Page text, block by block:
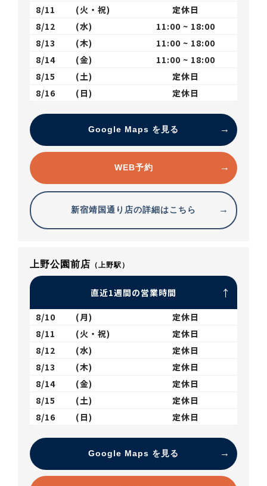
8/11 (火・祝)
定休日
8/12
(水)
11:00 ~ 18:00
8/13
(木)
11:00 ~ 18:00
8/14
(金)
11:00 ~ 18:00
8/15
(土)
定休日
8/16
(日) 定休日
Google Maps を見る
WEB予約
新宿靖国通り店の詳細はこちら
上野公園前店 （上野駅）
直近1週間の営業時間
8/10 (月)
定休日
8/11
(火・祝)
定休日
8/12
(水)
定休日
8/13
(木)
定休日
8/14
(金)
定休日
8/15
(土)
定休日
8/16
(日) 定休日
Google Maps を見る